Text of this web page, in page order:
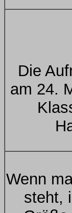
Die
am 24.
Wenn
steht,